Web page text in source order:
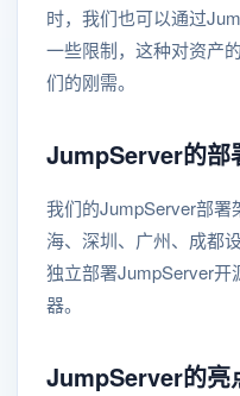
时，我们也可以通过
一些限制，这种对资产
们的刚需。
JumpServer的部
我们的JumpServer部署
海、深圳、广州、成都
独立部署JumpServer
器。
JumpServer的亮